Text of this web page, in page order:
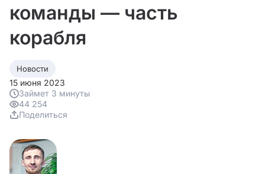
команды — часть
корабля
Новости
15 июня 2023
Займет 3 минуты
44 254
Поделиться